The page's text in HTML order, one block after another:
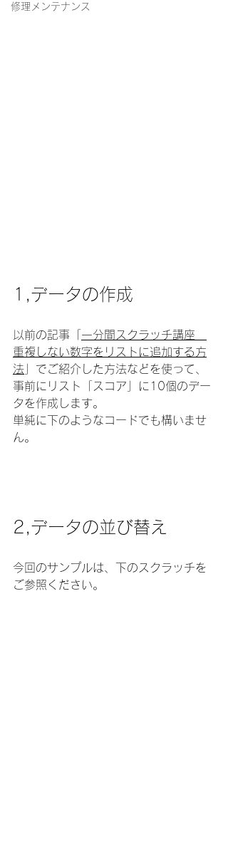
修理メンテナンス
1,データの作成
以前の記事「 一分間スクラッチ講座
重複しない数字をリストに追加する方
法 」でご紹介した方法などを使って、
事前にリスト「スコア」に10個のデー
タを作成します。
単純に下のようなコードでも構いませ
ん。
2,データの並び替え
今回のサンプルは、下のスクラッチを
ご参照ください。